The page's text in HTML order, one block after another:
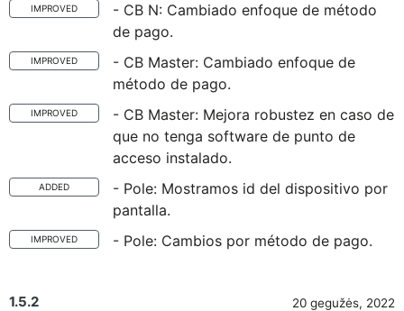
IMPROVED
- CB N: Cambiado enfoque de método
de pago.
IMPROVED
- CB Master: Cambiado enfoque de
método de pago.
IMPROVED
- CB Master: Mejora robustez en caso de
que no tenga software de punto de
acceso instalado.
ADDED
- Pole: Mostramos id del dispositivo por
pantalla.
IMPROVED - Pole: Cambios por método de pago.
1.5.2 20 gegužės, 2022